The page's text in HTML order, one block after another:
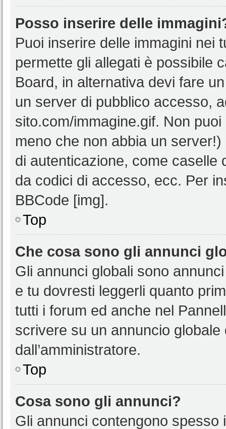
Posso inserire delle
Puoi inserire delle immagini nei
permette gli allegati è possibile
Board, in alternativa devi fare
un server di pubblico accesso,
sito.com/immagine.gif. Non
meno che non abbia un
di autenticazione, come caselle
da codici di accesso, ecc. Per
BBCode [img].
Top
Che cosa sono gli annunci
Gli annunci globali sono
e tu dovresti leggerli quanto
tutti i forum ed anche nel
scrivere su un annuncio
dall’amministratore.
Top
Cosa sono gli annunci?
Gli annunci contengono